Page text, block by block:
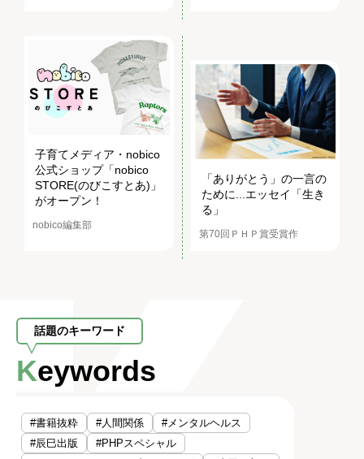
子育てメディア・nobico
公式ショップ「nobico
STORE(のびこすとあ)」
がオープン！
nobico編集部
「ありがとう」の一言の
ために...エッセイ「生き
る」
第70回ＰＨＰ賞受賞作
話題のキーワード
Keywords
#書籍抜粋 #人間関係
#メンタルヘルス
#辰巳出版
#PHPスペシャル